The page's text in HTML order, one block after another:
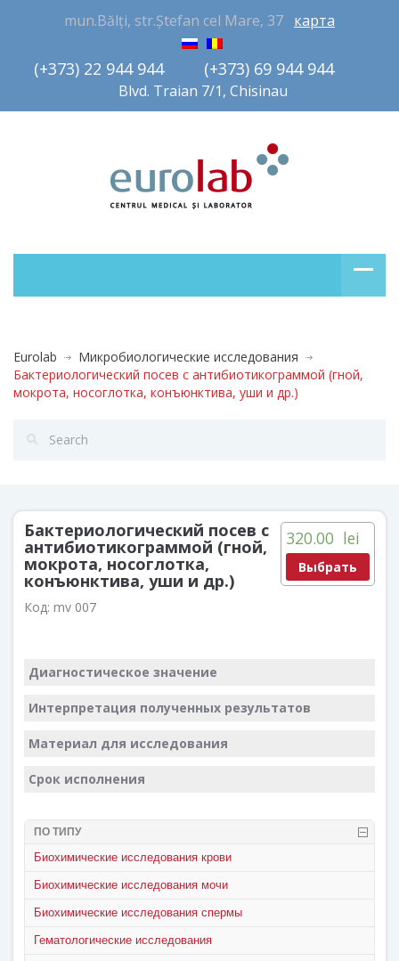
mun.Bălți, str.Ștefan cel Mare, 37 карта
(+373) 22 944 944         (+373) 69 944 944
Blvd. Traian 7/1, Chisinau
Eurolab
Микробиологические исследования
Бактериологический посев с антибиотикограммой (гной,
мокрота, носоглотка, конъюнктива, уши и др.)
320.00 lei
Выбрать
Бактериологический посев с
антибиотикограммой (гной,
мокрота, носоглотка,
конъюнктива, уши и др.)
Код: mv 007
Диагностическое значение
Интерпретация полученных результатов
Материал для исследования
Срок исполнения
ПО ТИПУ
Биохимические исследования крови
Биохимические исследования мочи
Биохимические исследования спермы
Гематологические исследования